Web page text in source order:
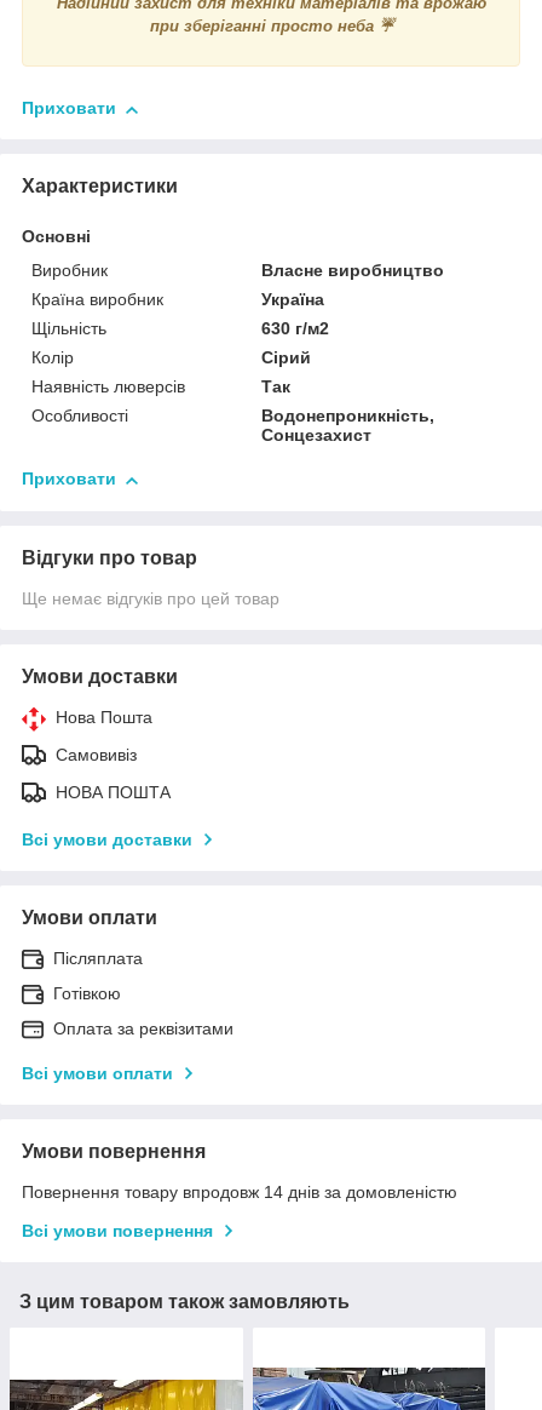
при зберіганні просто неба ☔
Приховати
Характеристики
Основні
Виробник
Власне виробництво
Країна виробник
Україна
Щільність
630 г/м2
Колір
Сірий
Наявність люверсів
Так
Особливості
Водонепроникність,
Сонцезахист
Приховати
Відгуки про товар
Ще немає відгуків про цей товар
Умови доставки
Нова Пошта
Самовивіз
НОВА ПОШТА
Всі умови доставки
Умови оплати
Післяплата
Готівкою
Оплата за реквізитами
Всі умови оплати
Умови повернення
Повернення товару впродовж 14 днів за домовленістю
Всі умови повернення
З цим товаром також замовляють